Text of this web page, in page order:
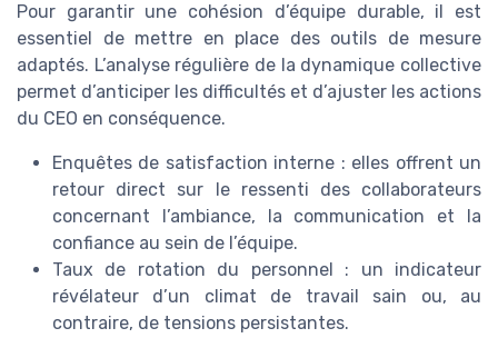
Pour garantir une cohésion d’équipe durable, il est
essentiel de mettre en place des outils de mesure
adaptés. L’analyse régulière de la dynamique collective
permet d’anticiper les difficultés et d’ajuster les actions
du CEO en conséquence.
Enquêtes de satisfaction interne : elles offrent un
retour direct sur le ressenti des collaborateurs
concernant l’ambiance, la communication et la
confiance au sein de l’équipe.
Taux de rotation du personnel : un indicateur
révélateur d’un climat de travail sain ou, au
contraire, de tensions persistantes.